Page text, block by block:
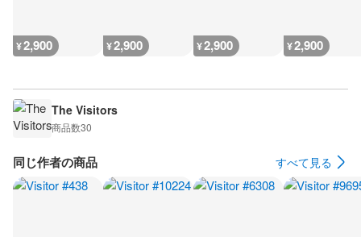
¥2,900 ¥2,900 ¥2,900 ¥2,900
The Visitors
商品数30
同じ作者の商品 すべて見る